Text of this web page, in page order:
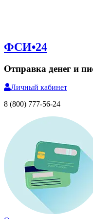
ФСИ•24
Отправка денег и
Личный кабинет
8 (800) 777-56-24